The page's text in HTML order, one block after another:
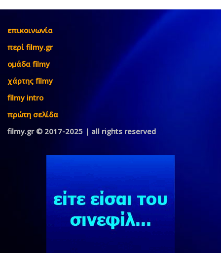
επικοινωνία
περί filmy.gr
ομάδα filmy
χάρτης filmy
filmy intro
πρώτη σελίδα
filmy.gr © 2017-2025 | all rights reserved